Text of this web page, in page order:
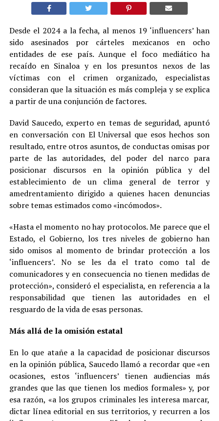
Desde el 2024 a la fecha, al menos 19 ‘influencers’ han
sido asesinados por cárteles mexicanos en ocho
entidades de ese país. Aunque el foco mediático ha
recaído en Sinaloa y en los presuntos nexos de las
víctimas con el crimen organizado, especialistas
consideran que la situación es más compleja y se explica
a partir de una conjunción de factores.
David Saucedo, experto en temas de seguridad, apuntó
en conversación con El Universal que esos hechos son
resultado, entre otros asuntos, de conductas omisas por
parte de las autoridades, del poder del narco para
posicionar discursos en la opinión pública y del
establecimiento de un clima general de terror y
amedrentamiento dirigido a quienes hacen denuncias
sobre temas estimados como «incómodos».
«Hasta el momento no hay protocolos. Me parece que el
Estado, el Gobierno, los tres niveles de gobierno han
sido omisos al momento de brindar protección a los
‘influencers’. No se les da el trato como tal de
comunicadores y en consecuencia no tienen medidas de
protección», consideró el especialista, en referencia a la
responsabilidad que tienen las autoridades en el
resguardo de la vida de esas personas.
Más allá de la omisión estatal
En lo que atañe a la capacidad de posicionar discursos
en la opinión pública, Saucedo llamó a recordar que «en
ocasiones, estos ‘influencers’ tienen audiencias más
grandes que las que tienen los medios formales» y, por
esa razón, «a los grupos criminales les interesa marcar,
dictar línea editorial en sus territorios, y recurren a los